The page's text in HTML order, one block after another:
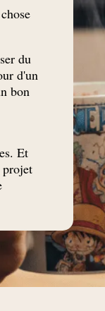
du
d'un
bon
. Et
projet